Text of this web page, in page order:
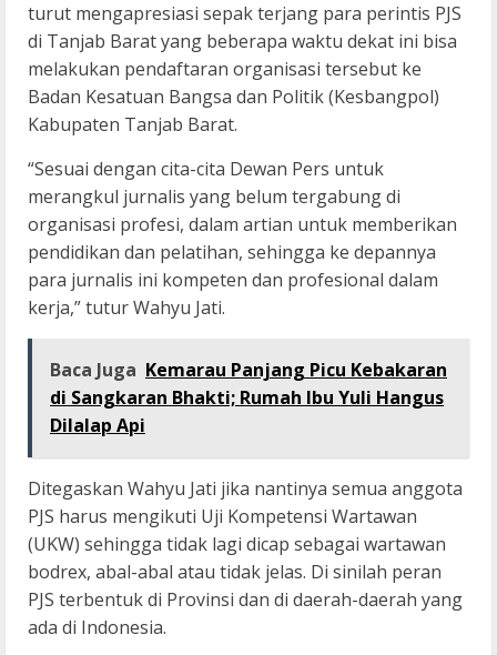
turut mengapresiasi sepak terjang para perintis PJS
di Tanjab Barat yang beberapa waktu dekat ini bisa
melakukan pendaftaran organisasi tersebut ke
Badan Kesatuan Bangsa dan Politik (Kesbangpol)
Kabupaten Tanjab Barat.
“Sesuai dengan cita-cita Dewan Pers untuk
merangkul jurnalis yang belum tergabung di
organisasi profesi, dalam artian untuk memberikan
pendidikan dan pelatihan, sehingga ke depannya
para jurnalis ini kompeten dan profesional dalam
kerja,” tutur Wahyu Jati.
Baca Juga Kemarau Panjang Picu Kebakaran
di Sangkaran Bhakti; Rumah Ibu Yuli Hangus
Dilalap Api
Ditegaskan Wahyu Jati jika nantinya semua anggota
PJS harus mengikuti Uji Kompetensi Wartawan
(UKW) sehingga tidak lagi dicap sebagai wartawan
bodrex, abal-abal atau tidak jelas. Di sinilah peran
PJS terbentuk di Provinsi dan di daerah-daerah yang
ada di Indonesia.